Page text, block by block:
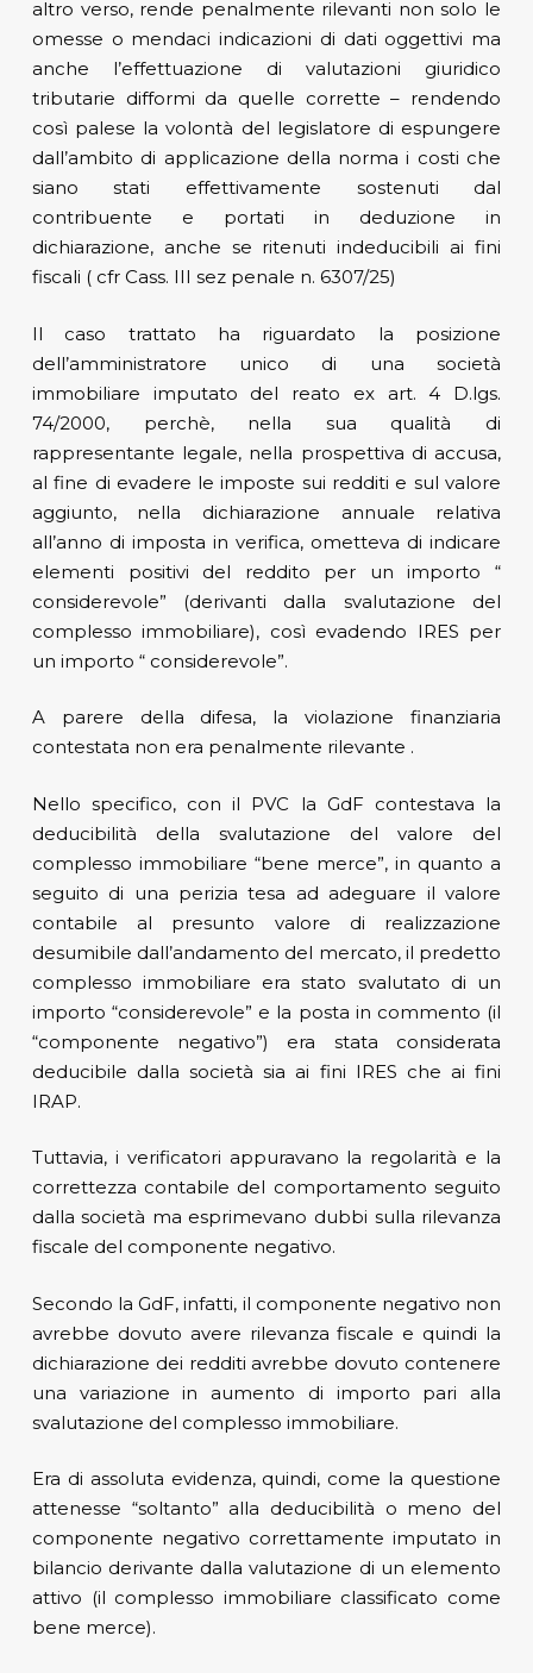
altro verso, rende penalmente rilevanti non solo le
omesse o mendaci indicazioni di dati oggettivi ma
anche l’effettuazione di valutazioni giuridico
tributarie difformi da quelle corrette – rendendo
così palese la volontà del legislatore di espungere
dall’ambito di applicazione della norma i costi che
siano stati effettivamente sostenuti dal
contribuente e portati in deduzione in
dichiarazione, anche se ritenuti indeducibili ai fini
fiscali ( cfr Cass. III sez penale n. 6307/25)
Il caso trattato ha riguardato la posizione
dell’amministratore unico di una società
immobiliare imputato del reato ex art. 4 D.lgs.
74/2000, perchè, nella sua qualità di
rappresentante legale, nella prospettiva di accusa,
al fine di evadere le imposte sui redditi e sul valore
aggiunto, nella dichiarazione annuale relativa
all’anno di imposta in verifica, ometteva di indicare
elementi positivi del reddito per un importo “
considerevole” (derivanti dalla svalutazione del
complesso immobiliare), così evadendo IRES per
un importo “ considerevole”.
A parere della difesa, la violazione finanziaria
contestata non era penalmente rilevante .
Nello specifico, con il PVC la GdF contestava la
deducibilità della svalutazione del valore del
complesso immobiliare “bene merce”, in quanto a
seguito di una perizia tesa ad adeguare il valore
contabile al presunto valore di realizzazione
desumibile dall’andamento del mercato, il predetto
complesso immobiliare era stato svalutato di un
importo “considerevole” e la posta in commento (il
“componente negativo”) era stata considerata
deducibile dalla società sia ai fini IRES che ai fini
IRAP.
Tuttavia, i verificatori appuravano la regolarità e la
correttezza contabile del comportamento seguito
dalla società ma esprimevano dubbi sulla rilevanza
fiscale del componente negativo.
Secondo la GdF, infatti, il componente negativo non
avrebbe dovuto avere rilevanza fiscale e quindi la
dichiarazione dei redditi avrebbe dovuto contenere
una variazione in aumento di importo pari alla
svalutazione del complesso immobiliare.
Era di assoluta evidenza, quindi, come la questione
attenesse “soltanto” alla deducibilità o meno del
componente negativo correttamente imputato in
bilancio derivante dalla valutazione di un elemento
attivo (il complesso immobiliare classificato come
bene merce).